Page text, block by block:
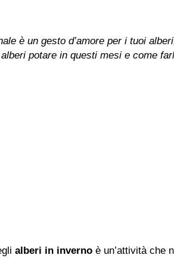
è un gesto d’amore per i tuoi
potare in questi mesi e come
alberi in inverno è un’attività che